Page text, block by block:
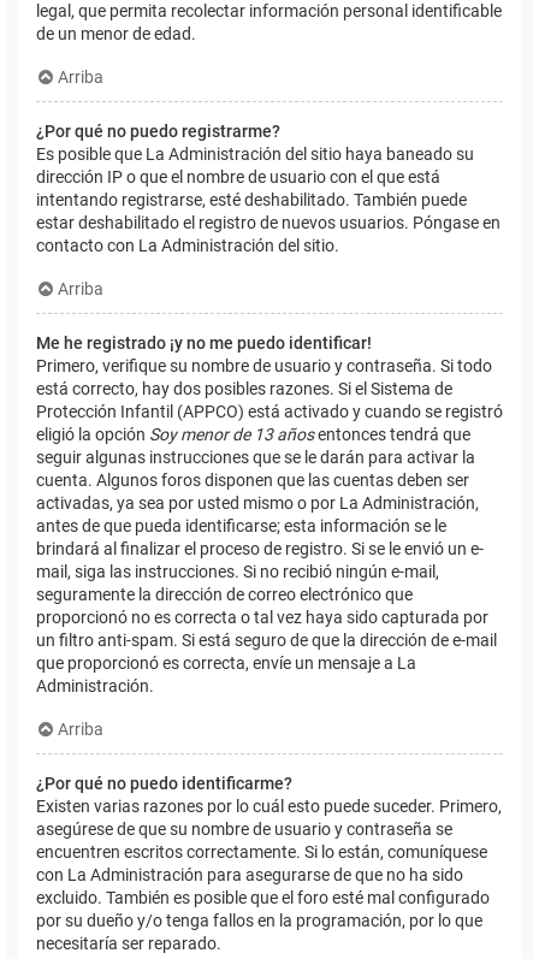
legal, que permita recolectar información personal identificable
de un menor de edad.
Arriba
¿Por qué no puedo registrarme?
Es posible que La Administración del sitio haya baneado su
dirección IP o que el nombre de usuario con el que está
intentando registrarse, esté deshabilitado. También puede
estar deshabilitado el registro de nuevos usuarios. Póngase en
contacto con La Administración del sitio.
Arriba
Me he registrado ¡y no me puedo identificar!
Primero, verifique su nombre de usuario y contraseña. Si todo
está correcto, hay dos posibles razones. Si el Sistema de
Protección Infantil (APPCO) está activado y cuando se registró
eligió la opción Soy menor de 13 añosentonces tendrá que
seguir algunas instrucciones que se le darán para activar la
cuenta. Algunos foros disponen que las cuentas deben ser
activadas, ya sea por usted mismo o por La Administración,
antes de que pueda identificarse; esta información se le
brindará al finalizar el proceso de registro. Si se le envió un e-
mail, siga las instrucciones. Si no recibió ningún e-mail,
seguramente la dirección de correo electrónico que
proporcionó no es correcta o tal vez haya sido capturada por
un filtro anti-spam. Si está seguro de que la dirección de e-mail
que proporcionó es correcta, envíe un mensaje a La
Administración.
Arriba
¿Por qué no puedo identificarme?
Existen varias razones por lo cuál esto puede suceder. Primero,
asegúrese de que su nombre de usuario y contraseña se
encuentren escritos correctamente. Si lo están, comuníquese
con La Administración para asegurarse de que no ha sido
excluido. También es posible que el foro esté mal configurado
por su dueño y/o tenga fallos en la programación, por lo que
necesitaría ser reparado.